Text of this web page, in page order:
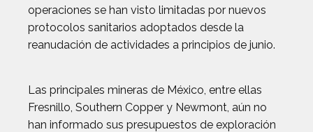
operaciones se han visto limitadas por nuevos
protocolos sanitarios adoptados desde la
reanudación de actividades a principios de junio.
Las principales mineras de México, entre ellas
Fresnillo, Southern Copper y Newmont, aún no
han informado sus presupuestos de exploración